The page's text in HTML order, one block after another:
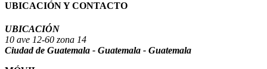
UBICACIÓN Y CONTACTO
UBICACIÓN
10 ave 12-60 zona 14
Ciudad de Guatemala - Guatemala - Guatemala